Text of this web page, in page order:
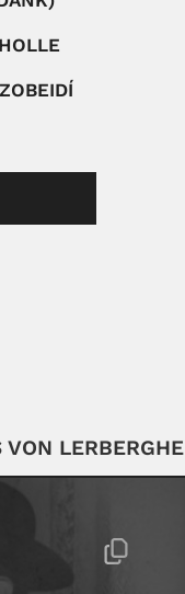
LERBERGHE